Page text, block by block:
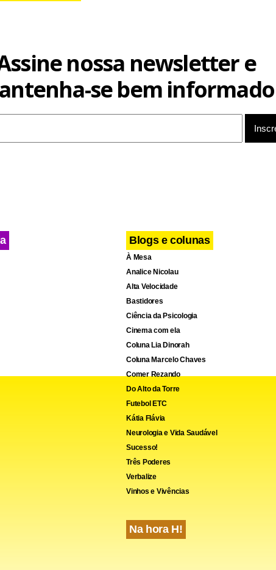
nossa newsletter e
se bem informado
Blogs e colunas
À Mesa
Analice Nicolau
Alta Velocidade
Bastidores
Ciência da Psicologia
Cinema com ela
Coluna Lia Dinorah
Coluna Marcelo Chaves
Comer Rezando
Do Alto da Torre
Futebol ETC
Kátia Flávia
Neurologia e Vida Saudável
Sucesso!
Três Poderes
Verbalize
Vinhos e Vivências
Na hora H!